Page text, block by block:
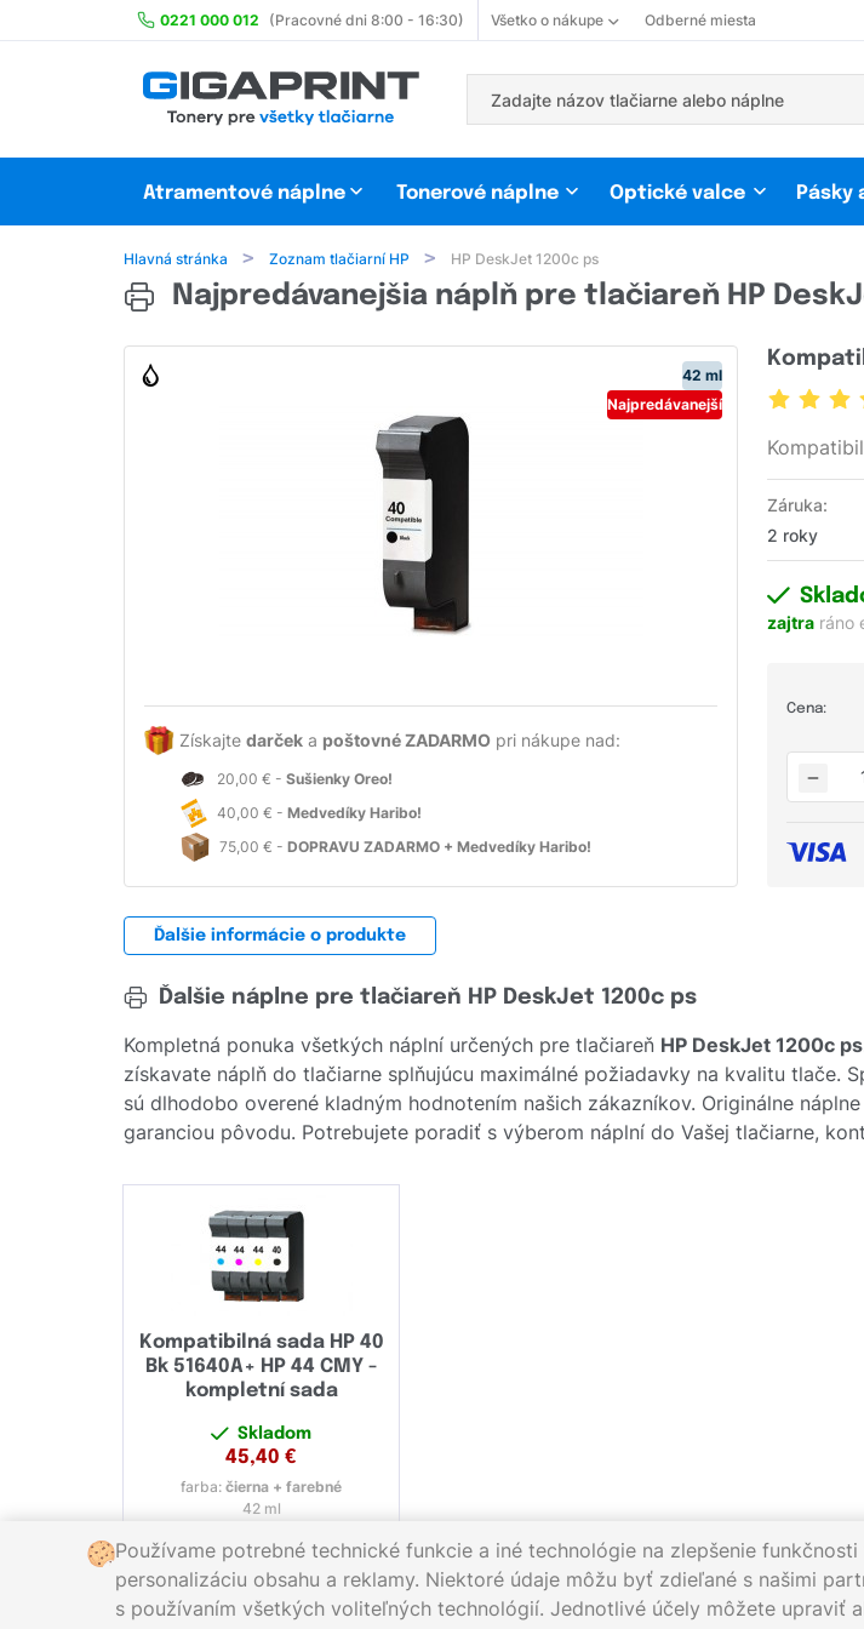
0221 000 012 (Pracovné dni 8:00 - 16:30) Všetko o nákupe Odberné miesta
Atramentové náplne Tonerové náplne Optické valce Pásky
Hlavná stránka Zoznam tlačiarní HP HP DeskJet 1200c ps
Najpredávanejšia náplň pre tlačiareň HP
42 ml
Najpredávanejší
Získajte darček a poštovné ZADARMO pri nákupe nad:
20,00 € - Sušienky Oreo!
40,00 € - Medvedíky Haribo!
75,00 € - DOPRAVU ZADARMO + Medvedíky Haribo!
Záruka:
2 roky
zajtra ráno
Cena:
Ďalšie informácie o produkte
Ďalšie náplne pre tlačiareň HP DeskJet 1200c ps
Kompletná ponuka všetkých náplní určených pre tlačiareň HP DeskJet 1200c ps
získavate náplň do tlačiarne splňujúcu maximálné požiadavky na kvalitu tlače.
sú dlhodobo overené kladným hodnotením našich zákazníkov. Originálne
garanciou pôvodu. Potrebujete poradiť s výberom náplní do Vašej tlačiarne,
Kompatibilná sada HP 40
Bk 51640A+ HP 44 CMY -
kompletní sada
Skladom
45,40 €
farba:čierna + farebné
42 ml
Používame potrebné technické funkcie a iné technológie na zlepšenie
personalizáciu obsahu a reklamy. Niektoré údaje môžu byť zdieľané s našimi
s používaním všetkých voliteľných technológií. Jednotlivé účely môžete upraviť